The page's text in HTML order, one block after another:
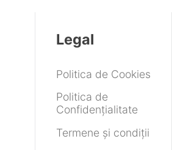
Legal
Politica de Cookies
Politica de
Confidențialitate
Termene și condiții